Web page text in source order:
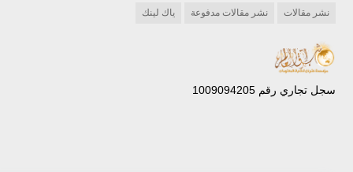
نشر مقالات نشر مقالات مدفوعة ياك لينك
سجل تجاري رقم 1009094205